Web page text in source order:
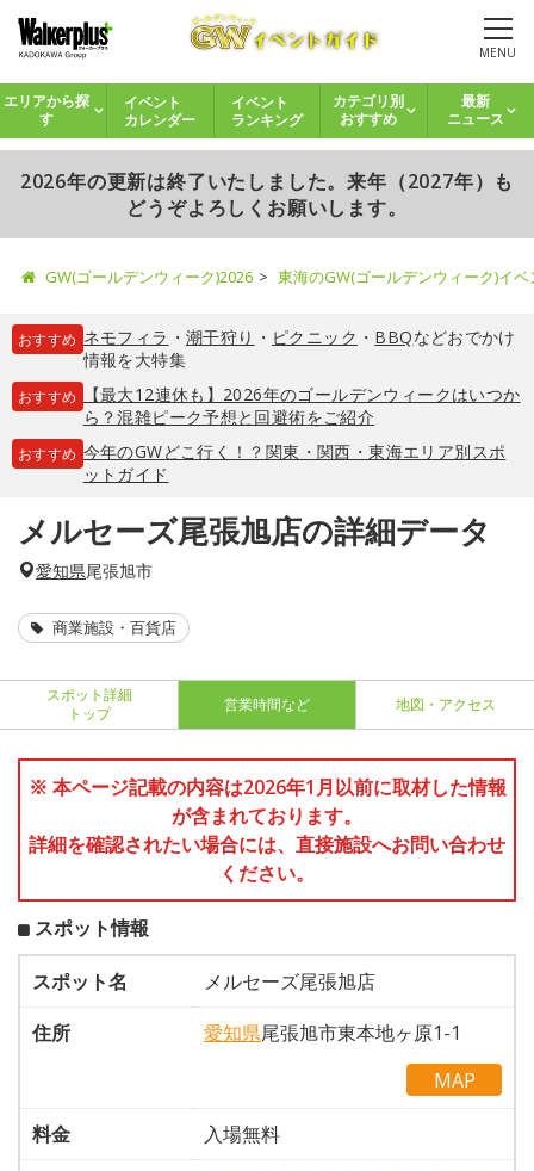
MENU
エリアから探
す
イベント
カレンダー
イベント
ランキング
カテゴリ別
おすすめ
最新
ニュース
2026年の更新は終了いたしました。来年（2027年）も
どうぞよろしくお願いします。
GW(ゴールデンウィーク)2026 東海のGW(ゴールデンウィーク)イ
おすすめ ネモフィラ ・ 潮干狩り ・ ピクニック ・ BBQなどおでかけ
情報を大特集
おすすめ
【最大12連休も】2026年のゴールデンウィークはいつか
ら？混雑ピーク予想と回避術をご紹介
おすすめ 今年のGWどこ行く！？関東・関西・東海エリア別スポ
ットガイド
メルセーズ尾張旭店の詳細データ
愛知県尾張旭市
商業施設・百貨店
スポット詳細
トップ
営業時間など 地図・アクセス
※ 本ページ記載の内容は2026年1月以前に取材した情報
が含まれております。
詳細を確認されたい場合には、直接施設へお問い合わせ
ください。
スポット情報
スポット名
メルセーズ尾張旭店
住所
愛知県尾張旭市東本地ヶ原1-1
MAP
料金
入場無料